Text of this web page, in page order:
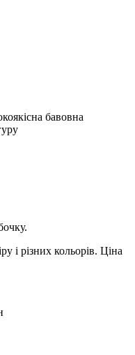
бавовна
і різних кольорів. Ціна